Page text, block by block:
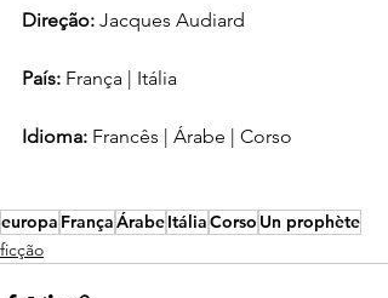
Direção: Jacques Audiard
País: França | Itália
Idioma: Francês | Árabe | Corso
europa FrançaÁrabeItáliaCorso Un prophète
ficção